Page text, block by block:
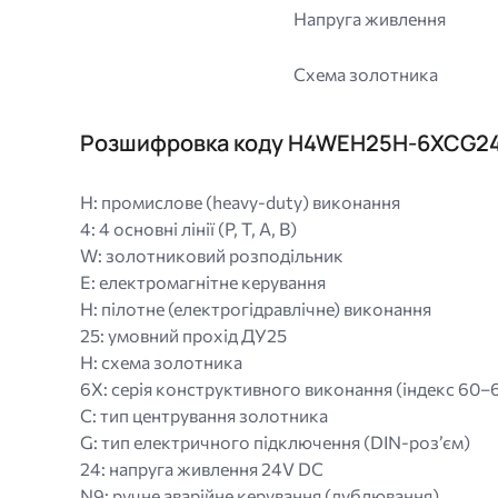
Напруга живлення
Схема золотника
Розшифровка коду H4WEH25H-
H: промислове (heavy-duty) виконання
4: 4 основні лінії (P, T, A, B)
W: золотниковий розподільник
E: електромагнітне керування
H: пілотне (електрогідравлічне) виконання
25: умовний прохід ДУ25
H: схема золотника
6X: серія конструктивного виконання (індекс
C: тип центрування золотника
G: тип електричного підключення (DIN-роз’єм)
24: напруга живлення 24V DC